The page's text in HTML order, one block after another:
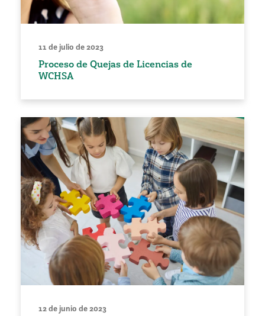
11 de julio de 2023
Proceso de Quejas de Licencias de
WCHSA
12 de junio de 2023